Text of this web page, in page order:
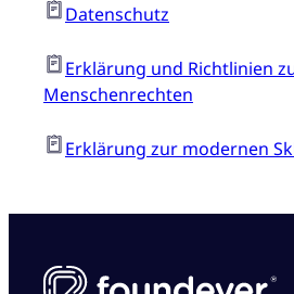
Datenschutz
Erklärung und Richtlinien
Menschenrechten
Erklärung zur modernen